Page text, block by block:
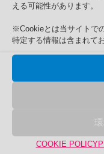
える可能性があります。
※Cookieとは当サイトで
特定する情報は含まれて
COOKIE POLICY
透明 クランプ式
検
バーズアイ水槽